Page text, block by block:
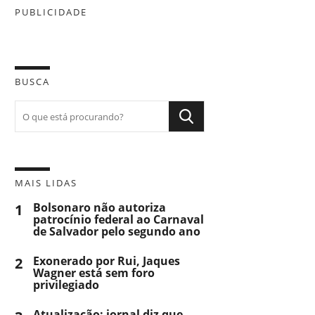
PUBLICIDADE
BUSCA
MAIS LIDAS
1 Bolsonaro não autoriza
patrocínio federal ao Carnaval
de Salvador pelo segundo ano
2 Exonerado por Rui, Jaques
Wagner está sem foro
privilegiado